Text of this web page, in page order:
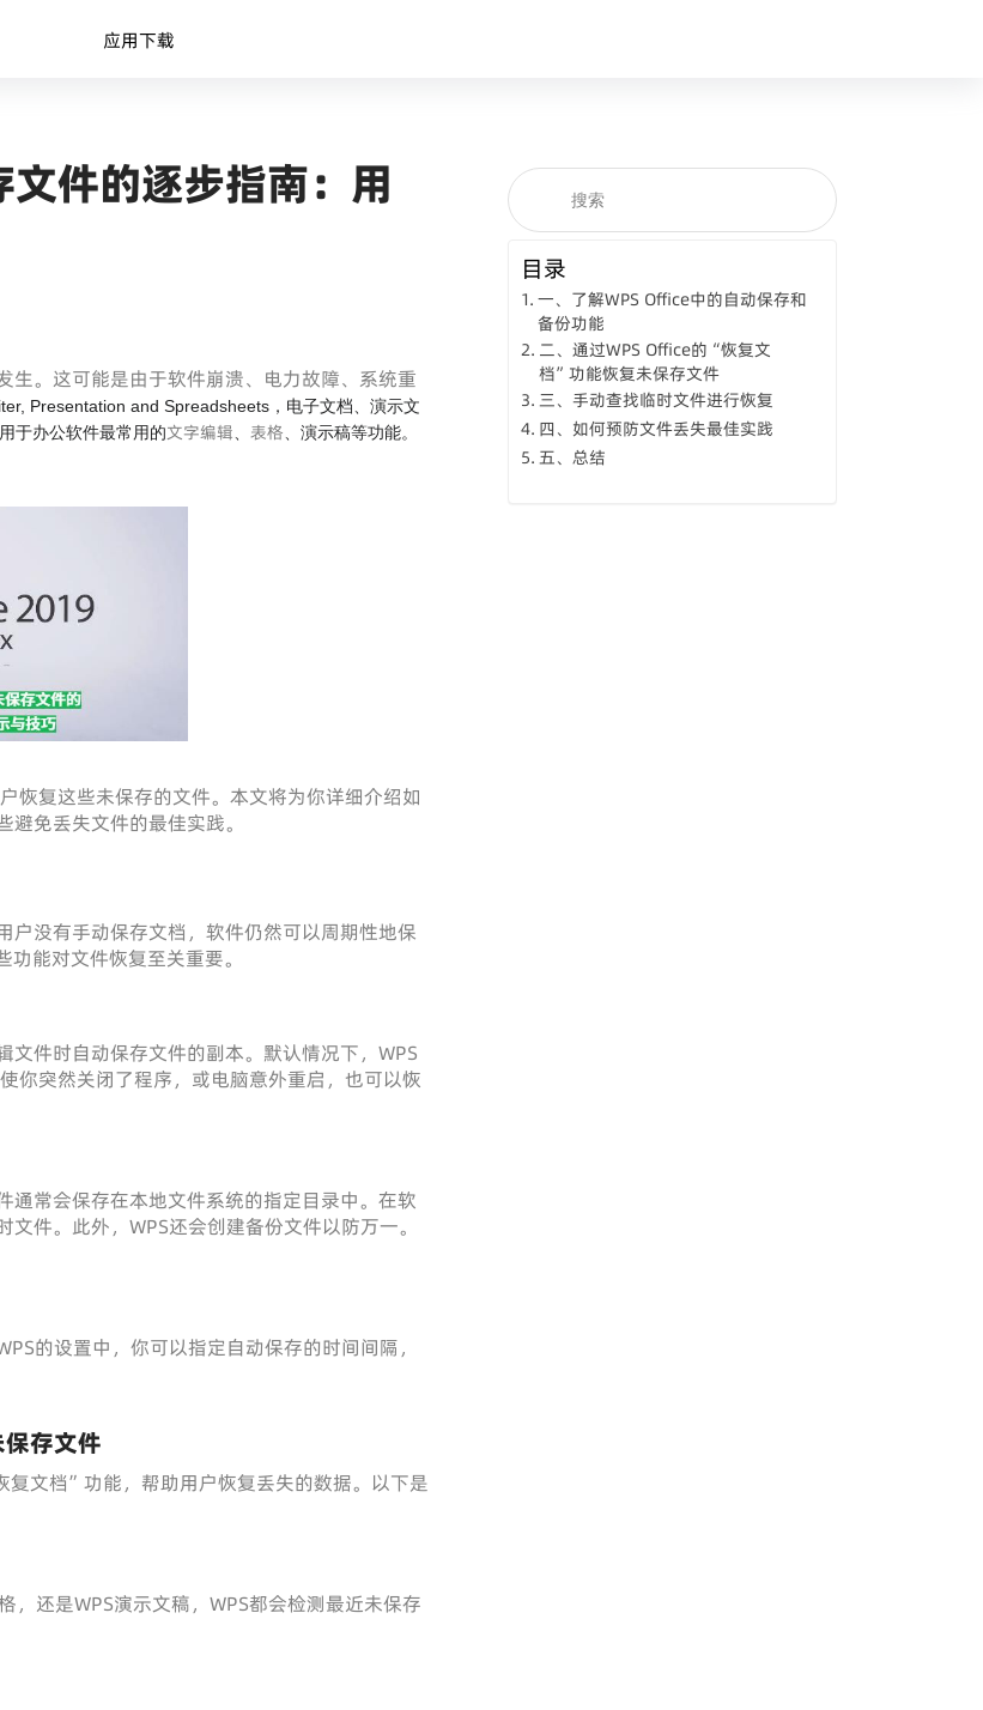
应用下载
件的逐步指南：用
生。这可能是由于软件崩溃、电力故障、系统重
Presentation and Spreadsheets ，电子文档、演示文
用于办公软件最常用的文字编辑 表格 、演示稿等功能。
恢复这些未保存的文件。本文将为你详细介绍如
免丢失文件的最佳实践。
户没有手动保存文档，软件仍然可以周期性地保
能对文件恢复至关重要。
件时自动保存文件的副本。默认情况下，WPS
你突然关闭了程序，或电脑意外重启，也可以恢
通常会保存在本地文件系统的指定目录中。在软
件。此外，WPS还会创建备份文件以防万一。
的设置中，你可以指定自动保存的时间间隔，
存文件
文档”功能，帮助用户恢复丢失的数据。以下是
，还是WPS演示文稿，WPS都会检测最近未保存
目录
一、了解WPS Office中的自动保存和
备份功能
二、通过WPS Office的“恢复文
档”功能恢复未保存文件
三、手动查找临时文件进行恢复
四、如何预防文件丢失最佳实践
五、总结